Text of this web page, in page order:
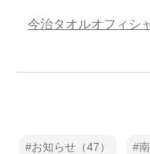
今治タオルオフィシ
お知らせ（47）